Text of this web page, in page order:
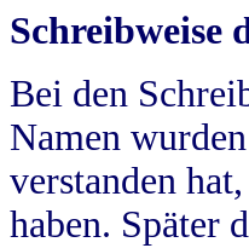
Schreibweise
Bei den
Namen
verstanden
haben. Später